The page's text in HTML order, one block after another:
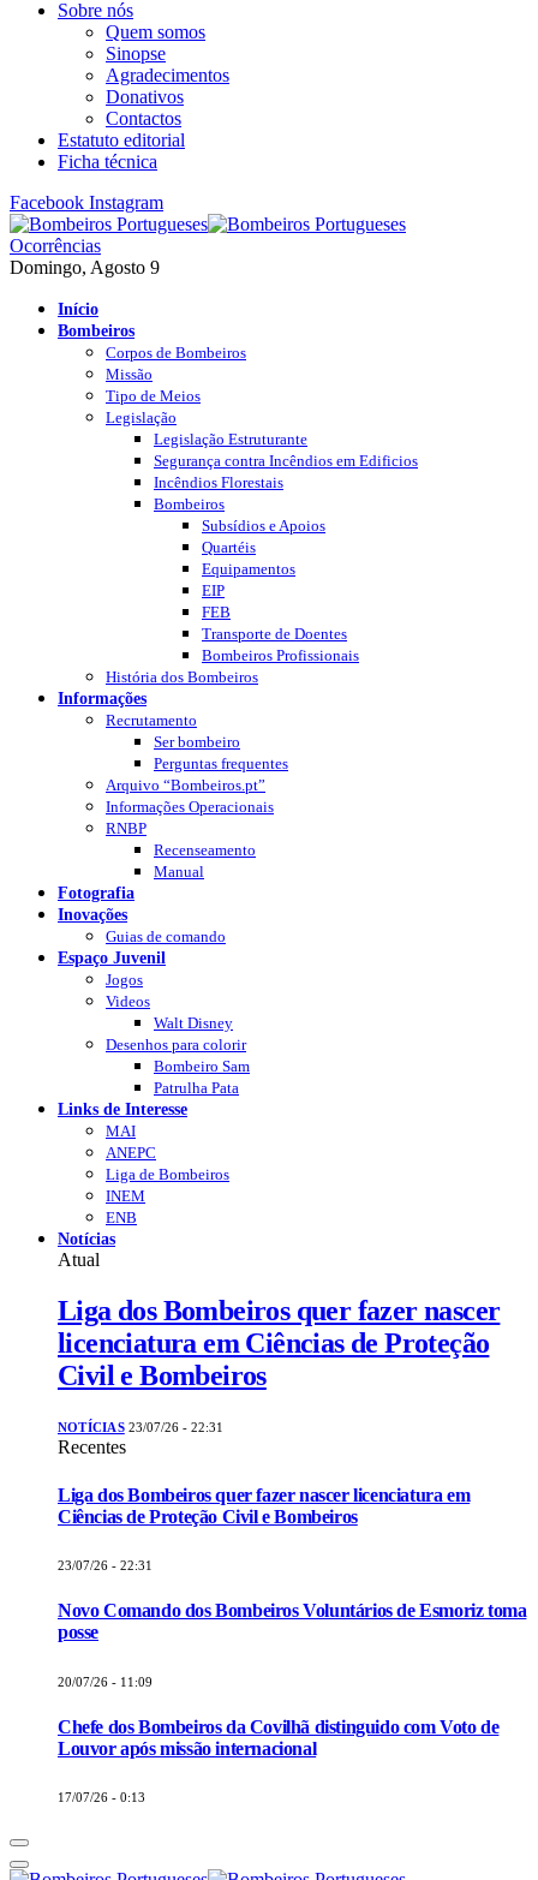
Sobre nós
Quem somos
Sinopse
Agradecimentos
Donativos
Contactos
Estatuto editorial
Ficha técnica
Facebook Instagram
Ocorrências
Domingo, Agosto 9
Início
Bombeiros
Corpos de Bombeiros
Missão
Tipo de Meios
Legislação
Legislação Estruturante
Segurança contra Incêndios em Edificios
Incêndios Florestais
Bombeiros
Subsídios e Apoios
Quartéis
Equipamentos
EIP
FEB
Transporte de Doentes
Bombeiros Profissionais
História dos Bombeiros
Informações
Recrutamento
Ser bombeiro
Perguntas frequentes
Arquivo “Bombeiros.pt”
Informações Operacionais
RNBP
Recenseamento
Manual
Fotografia
Inovações
Guias de comando
Espaço Juvenil
Jogos
Videos
Walt Disney
Desenhos para colorir
Bombeiro Sam
Patrulha Pata
Links de Interesse
MAI
ANEPC
Liga de Bombeiros
INEM
ENB
Notícias
Atual
Liga dos Bombeiros quer fazer nascer
licenciatura em Ciências de Proteção
Civil e Bombeiros
NOTÍCIAS 23/07/26 - 22:31
Recentes
Liga dos Bombeiros quer fazer nascer licenciatura em
Ciências de Proteção Civil e Bombeiros
23/07/26 - 22:31
Novo Comando dos Bombeiros Voluntários de Esmoriz toma
posse
20/07/26 - 11:09
Chefe dos Bombeiros da Covilhã distinguido com Voto de
Louvor após missão internacional
17/07/26 - 0:13